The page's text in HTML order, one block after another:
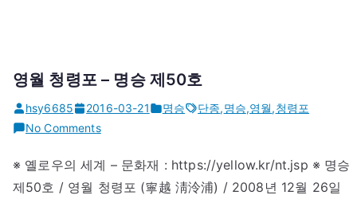
영월 청령포 – 명승 제50호
hsy6685 2016-03-21 명승 단종,명승,영월,청령포
No Commentson
월
청
※ 옐로우의 세계 – 문화재 : https://yellow.kr/nt.jsp ※ 명승
제50호 / 영월 청령포 (寧越 淸泠浦) / 2008년 12월 26일